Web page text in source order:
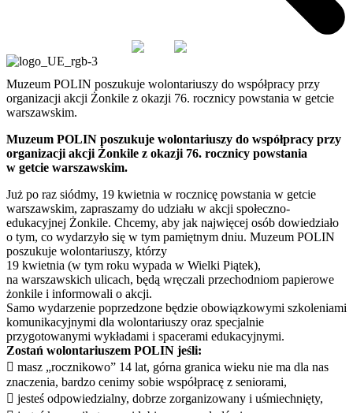
Muzeum POLIN poszukuje wolontariuszy do współpracy przy
organizacji akcji Żonkile z okazji 76. rocznicy powstania w getcie
warszawskim.
Muzeum POLIN poszukuje wolontariuszy do współpracy przy
organizacji akcji Żonkile z okazji 76. rocznicy powstania
w getcie warszawskim.
Już po raz siódmy, 19 kwietnia w rocznicę powstania w getcie
warszawskim, zapraszamy do udziału w akcji społeczno-
edukacyjnej Żonkile. Chcemy, aby jak najwięcej osób dowiedziało
o tym, co wydarzyło się w tym pamiętnym dniu. Muzeum POLIN
poszukuje wolontariuszy, którzy
19 kwietnia (w tym roku wypada w Wielki Piątek),
na warszawskich ulicach, będą wręczali przechodniom papierowe
żonkile i informowali o akcji.
Samo wydarzenie poprzedzone będzie obowiązkowymi szkoleniami
komunikacyjnymi dla wolontariuszy oraz specjalnie
przygotowanymi wykładami i spacerami edukacyjnymi.
Zostań wolontariuszem POLIN jeśli:
 masz „rocznikowo” 14 lat, górna granica wieku nie ma dla nas
znaczenia, bardzo cenimy sobie współpracę z seniorami,
 jesteś odpowiedzialny, dobrze zorganizowany i uśmiechnięty,